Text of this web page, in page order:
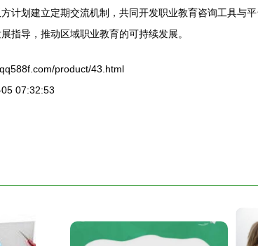
计划建立定期交流机制，共同开发职业教育咨询工具与
指导，推动区域职业教育的可持续发展。
product/43.html
07:32:53